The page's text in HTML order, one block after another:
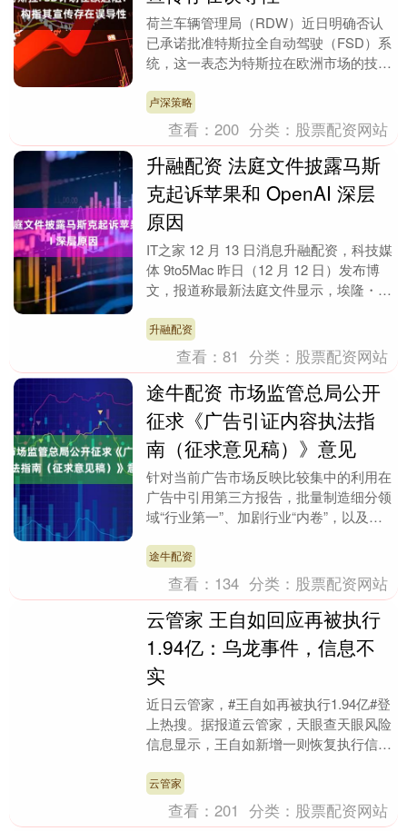
荷兰车辆管理局（RDW）近日明确否认
已承诺批准特斯拉全自动驾驶（FSD）系
统，这一表态为特斯拉在欧洲市场的技术
FSD即将登陆....
卢深策略
查看：200 分类： 股票配资网站
升融配资 法庭文件披露马斯
克起诉苹果和 OpenAI 深层
原因
IT之家 12 月 13 日消息升融配资，科技媒
体 9to5Mac 昨日（12 月 12 日）发布博
文，报道称最新法庭文件显示，埃隆・马
升融配资
查看：81 分类： 股票配资网站
途牛配资 市场监管总局公开
征求《广告引证内容执法指
南（征求意见稿）》意见
针对当前广告市场反映比较集中的利用在
广告中引用第三方报告，批量制造细分领
域“行业第一”、加剧行业“内卷”，以及利
式”竞争“....
途牛配资
查看： 134 分类： 股票配资网站
云管家 王自如回应再被执行
1.94亿：乌龙事件，信息不
实
近日云管家，#王自如再被执行1.94亿#登
上热搜。据报道云管家，天眼查天眼风险
信息显示，王自如新增一则恢复执行信息
深圳市....
云管家
查看：201 分类： 股票配资网站